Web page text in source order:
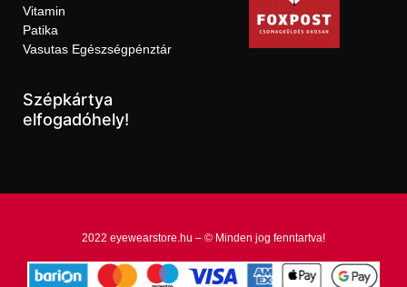
Vitamin
Patika
Vasutas Egészségpénztár
Szépkártya
elfogadóhely!
2022 eyewearstore.hu – © Minden jog fenntartva!